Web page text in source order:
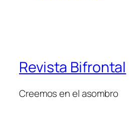
Revista Bifrontal
Creemos en el asombro